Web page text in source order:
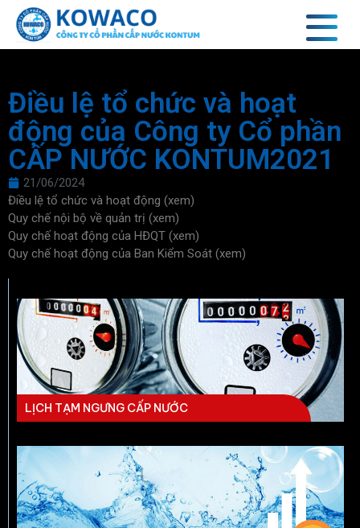
Điều lệ tổ chức và hoạt
động của Công ty Cổ phần
CẤP NƯỚC KONTUM2021
21/06/2024
Điều lệ tổ chức và hoạt động (xem)
Quy chế nội bộ về quản trị (xem)
Quy chế hoạt động của HĐQT (xem)
Quy chế hoạt động của Ban Kiểm Soát (xem)
LỊCH TẠM NGƯNG CẤP NƯỚC